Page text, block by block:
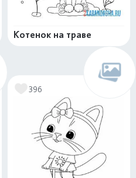
Котенок на траве
396